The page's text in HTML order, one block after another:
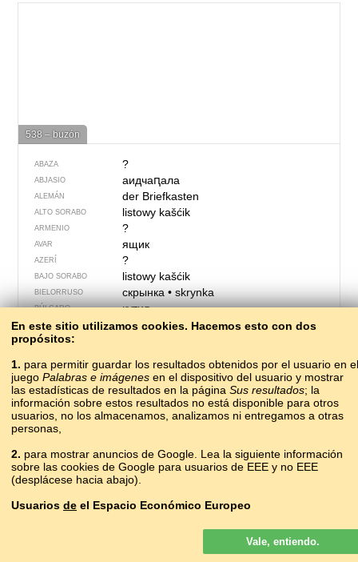
538 – buzón
ABAZA ?
ABJASIO аидчаԥала
ALEMÁN der Briefkasten
ALTO SORABO listowy kašćik
ARMENIO ?
AVAR ящик
AZERÍ ?
BAJO SORABO listowy kašćik
BIELORRUSO скрынка• skrynka
BÚLGARO кутия
CASUBIO skrzinka
CATALÁN
CHINO 邮筒
CÓRNICO kist lyther
CROATA ?
CUMUCO ящик
DANÉS
ERZYA парго
ESLOVACO schránka
ESLOVENO nabiralnik
ESPAÑOL buzón
En este sitio utilizamos cookies. Hacemos esto con dos
propósitos:
1. para permitir guardar los resultados obtenidos por el usuario en el
juego Palabras e imágenes en el dispositivo del usuario y mostrar
las estadísticas de resultados en la página Sus resultados; la
información sobre estos resultados no está disponible para otros
usuarios, no los almacenamos, analizamos ni entregamos a otras
personas,
2. para mostrar anuncios de Google. Lea la siguiente información
sobre las cookies de Google para usuarios de EEE y no EEE
(desplácese hacia abajo).
Usuarios de el Espacio Económico Europeo
Los anuncios de Google que se muestran en nuestro sitio para los
son personalizados. Si bien estos anuncios no
usan cookies para la personalización de los anuncios, sí lo hacen
Vale, entiendo.